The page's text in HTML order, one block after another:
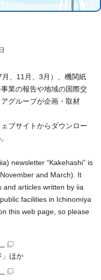
、11月、3月）、機関紙
業の報告や地域の国際交
グループが企画・取材
ブサイトからダウンロー
newsletter “Kakehashi” is
and March). It
and articles written by iia
facilities in Ichinomiya
this web page, so please
」ほか